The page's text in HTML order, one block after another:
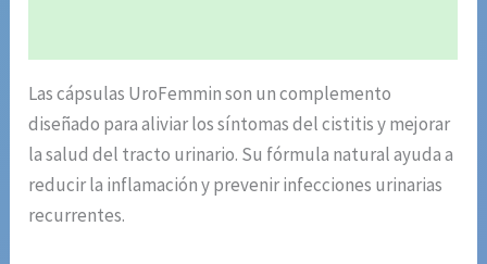
Las cápsulas UroFemmin son un complemento
diseñado para aliviar los síntomas del cistitis y mejorar
la salud del tracto urinario. Su fórmula natural ayuda a
reducir la inflamación y prevenir infecciones urinarias
recurrentes.